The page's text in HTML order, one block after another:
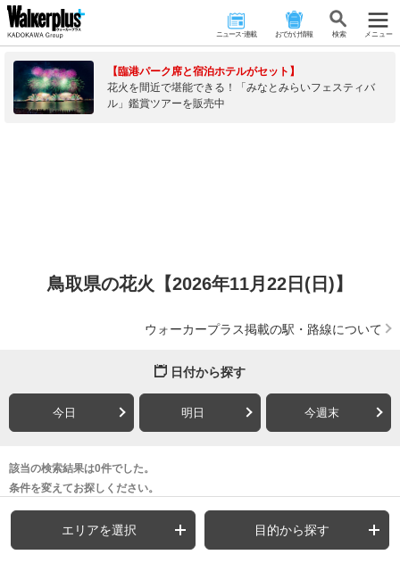
ニュース･連載 おでかけ情報 検 索 メニュー
【臨港パーク席と宿泊ホテルがセット】
花火を間近で堪能できる！「みなとみらいフェスティバ
ル」鑑賞ツアーを販売中
鳥取県の花火【2026年11月22日(日)】
ウォーカープラス掲載の駅・路線について
日付から探す
今日 明日 今週末
該当の検索結果は0件でした。
条件を変えてお探しください。
エリアを選択 目的から探す